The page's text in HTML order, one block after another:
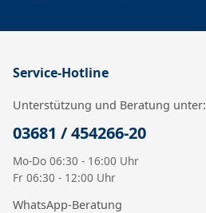
Service-Hotline
Unterstützung und Beratung unter:
03681 / 454266-20
Mo-Do 06:30 - 16:00 Uhr
Fr 06:30 - 12:00 Uhr
WhatsApp-Beratung